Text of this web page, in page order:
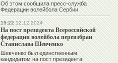
Об этом сообщила пресс-служба
Федерации волейбола Сербии.
15:2212.12.2024
На пост президента Всероссийской
федерации волейбола переизбран
Станислава Шевченко
Шевченко был единственным
кандидатом на пост президента.